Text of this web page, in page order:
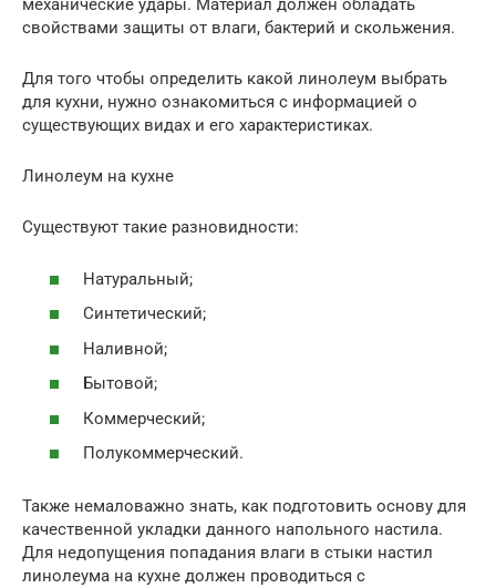
механические удары. Материал должен обладать
свойствами защиты от влаги, бактерий и скольжения.
Для того чтобы определить какой линолеум выбрать
для кухни, нужно ознакомиться с информацией о
существующих видах и его характеристиках.
Линолеум на кухне
Существуют такие разновидности:
Натуральный;
Синтетический;
Наливной;
Бытовой;
Коммерческий;
Полукоммерческий.
Также немаловажно знать, как подготовить основу для
качественной укладки данного напольного настила.
Для недопущения попадания влаги в стыки настил
линолеума на кухне должен проводиться с